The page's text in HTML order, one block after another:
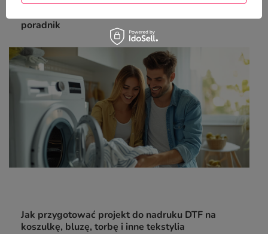
poradnik
Jak przygotować projekt do nadruku DTF na
koszulkę, bluzę, torbę i inne tekstylia